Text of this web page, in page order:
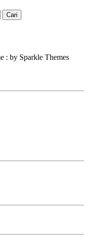
: by Sparkle Themes